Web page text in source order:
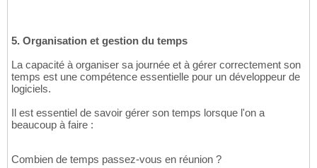
5. Organisation et gestion du temps
La capacité à organiser sa journée et à gérer correctement son
temps est une compétence essentielle pour un développeur de
logiciels.
Il est essentiel de savoir gérer son temps lorsque l'on a
beaucoup à faire :
Combien de temps passez-vous en réunion ?